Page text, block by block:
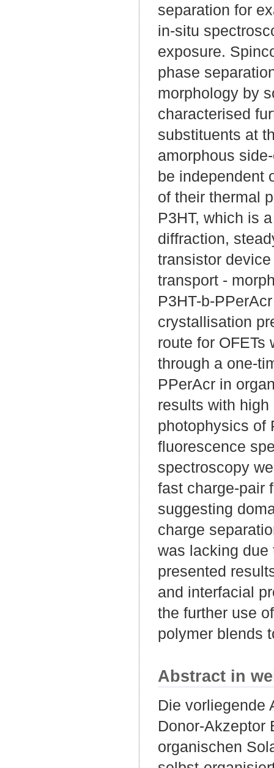
separation for
in-situ
exposure.
phase
morphology by
characterised
substituents at
amorphous
be independent
of their thermal
P3HT, which is
diffraction,
transistor
transport -
P3HT-b-
crystallisation
route for OFETs
through a one-
PPerAcr in
results with
photophysics of
fluorescence
spectroscopy
fast charge-pair
suggesting
charge
was lacking due
presented
and interfacial
the further use
polymer blends
Abstract in
Die vorliegende
Donor-Akzeptor
organischen